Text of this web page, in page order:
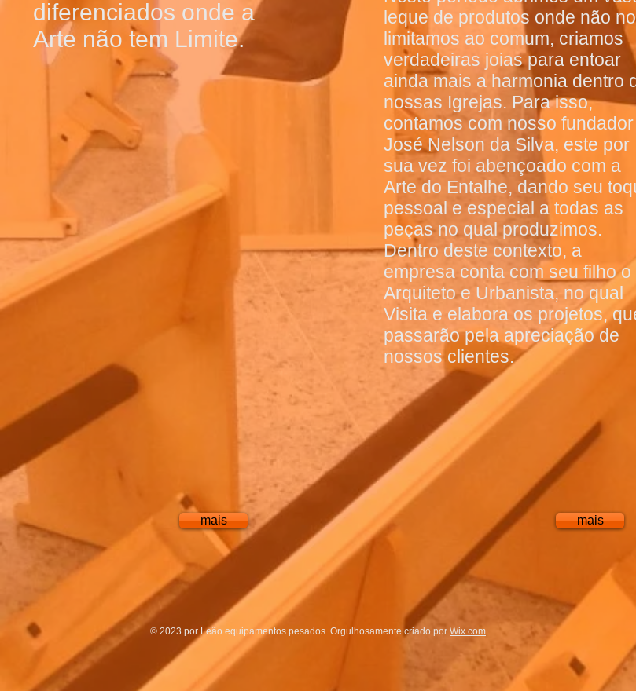
diferenciados onde a
Arte não tem Limite.
mais
leque de produtos onde não
limitamos ao comum, criamos
verdadeiras joias para entoar
ainda mais a harmonia dentro
nossas Igrejas. Para isso,
contamos com nosso fundador
José Nelson da Silva, este por
sua vez foi abençoado com a
Arte do Entalhe, dando seu
pessoal e especial a todas as
peças no qual produzimos.
Dentro deste contexto, a
empresa conta com seu filho o
Arquiteto e Urbanista, no qual
Visita e elabora os projetos,
passarão pela apreciação de
nossos clientes.
mais
© 2023 por Leão equipamentos pesados. Orgulhosamente criado por Wix.com